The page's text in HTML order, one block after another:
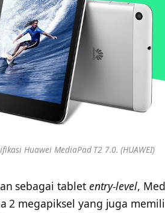
Huawei MediaPad T2 7.0. (HUAWEI)
sebagai tablet entry-level,
2 megapiksel yang juga